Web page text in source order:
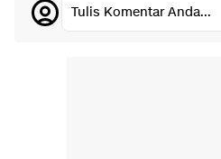
Tulis Komentar Anda...